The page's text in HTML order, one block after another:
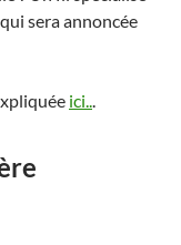
sera annoncée
ici...